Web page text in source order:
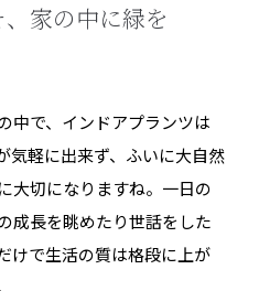
家の中に緑を
中で、インドアプランツは
気軽に出来ず、ふいに大自然
大切になりますね。一日の
成長を眺めたり世話をした
けで生活の質は格段に上が